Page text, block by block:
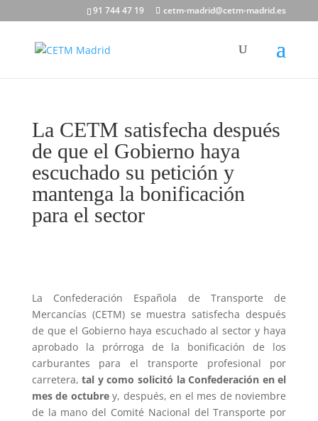
91 744 47 19 cetm-madrid@cetm-madrid.es
La CETM satisfecha después
de que el Gobierno haya
escuchado su petición y
mantenga la bonificación
para el sector
La Confederación Española de Transporte de
Mercancías (CETM) se muestra satisfecha después
de que el Gobierno haya escuchado al sector y haya
aprobado la prórroga de la bonificación de los
carburantes para el transporte profesional por
carretera, tal y como solicitó la Confederación en el
mes de octubrey, después, en el mes de noviembre
de la mano del Comité Nacional del Transporte por